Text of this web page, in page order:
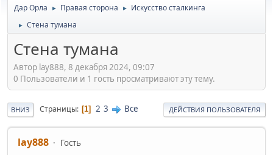
Дар Орла ► Правая сторона ► Искусство сталкинга
► Стена тумана
Стена тумана
Автор lay888, 8 декабря 2024, 09:07
0 Пользователи и 1 гость просматривают эту тему.
ВНИЗ Страницы 1 2 3 Все ДЕЙСТВИЯ ПОЛЬЗОВАТЕЛЯ
lay888 Гость